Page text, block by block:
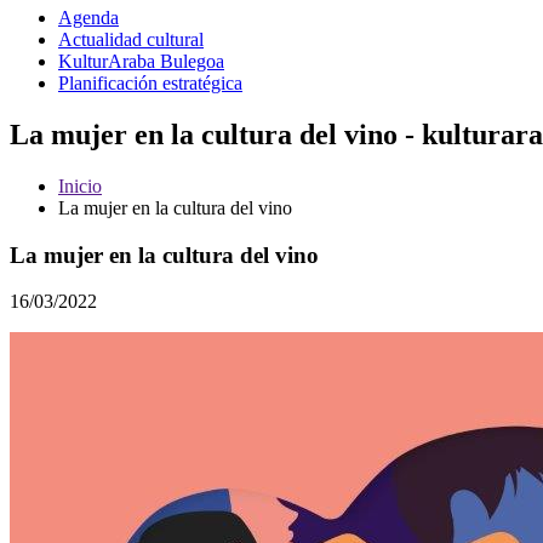
Agenda
Actualidad cultural
KulturAraba Bulegoa
Planificación estratégica
La mujer en la cultura del vino -
Inicio
La mujer en la cultura del vino
La mujer en la cultura del vino
16/03/2022